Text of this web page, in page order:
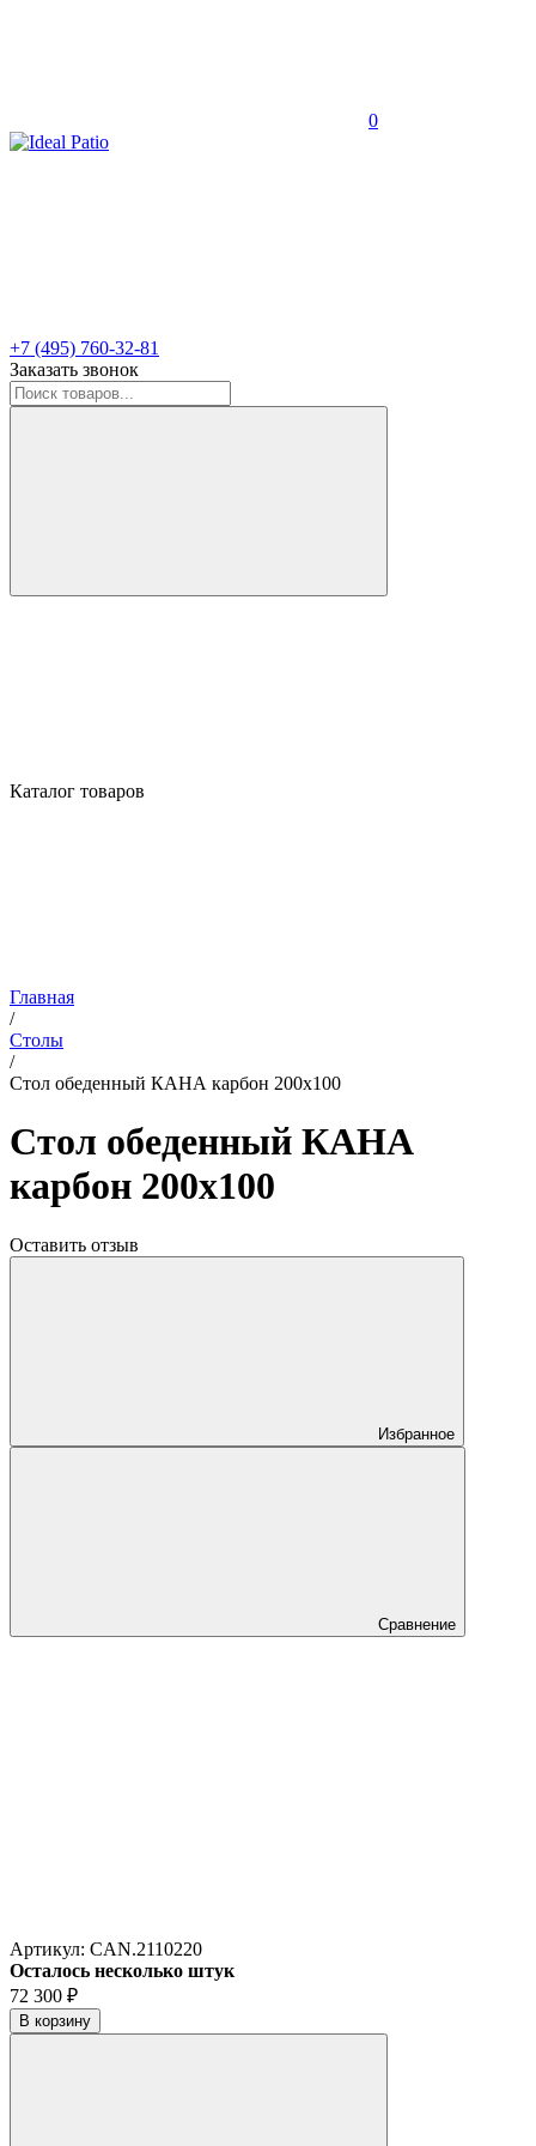
0
+7 (495) 760-32-81
Заказать звонок
Каталог товаров
Главная
/
Столы
/
Стол обеденный КАНА карбон 200x100
Стол обеденный КАНА
карбон 200x100
Оставить отзыв
Избранное
Сравнение
Артикул: CAN.2110220
Осталось несколько штук
72 300 ₽
В корзину